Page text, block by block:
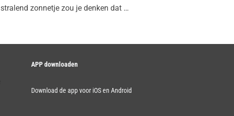
stralend zonnetje zou je denken dat …
APP downloaden
Download de app voor iOS en Android